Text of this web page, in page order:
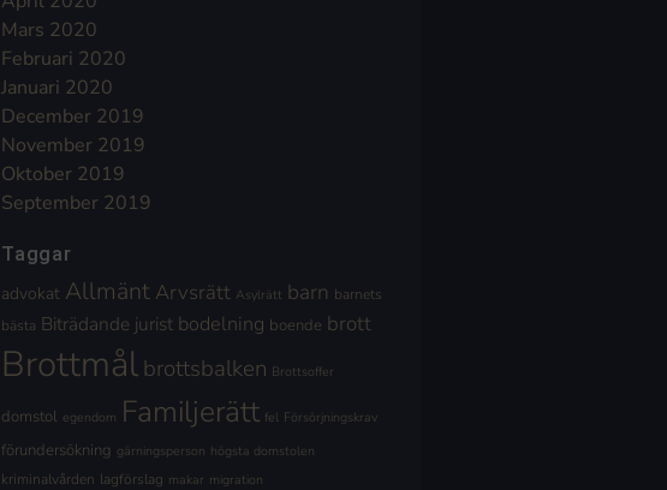
Mars 2020
Februari 2020
Januari 2020
December 2019
November 2019
Oktober 2019
September 2019
Taggar
advokat Allmänt Arvsrätt Asylrätt barn barnets
bästa Biträdande jurist bodelning boende brott
Brottmålbrottsbalken Brottsoffer
domstol egendom Familjerätt fel Försörjningskrav
förundersökning gärningsperson högsta domstolen
kriminalvården lagförslag makar migration